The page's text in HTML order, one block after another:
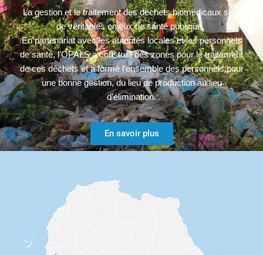
La gestion et le traitement des déchets biomédicaux sont
de véritables enjeux de santé publique.
En partenariat avec les autorités locales et les personnels
de santé, l’OPALS a construit des zones pour le traitement
de ces déchets et a formé l’ensemble des personnels pour
une bonne gestion, du lieu de production au lieu
d’élimination.
En savoir plus